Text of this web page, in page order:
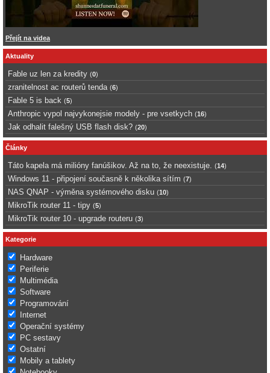
Přejít na videa
Aktuality
Fable uz len za kredity (0)
zranitelnost ac routerů tenda (6)
Fable 5 is back (5)
Anthropic vypol najvykonejsie modely - pre vsetkych (16)
Jak odhalit falešný USB flash disk? (20)
Články
Táto kapela má milióny fanúšikov. Až na to, že neexistuje. (14)
Windows 11 - připojení současně k několika sítím (7)
NAS QNAP - výměna systémového disku (10)
MikroTik router 11 - tipy (5)
MikroTik router 10 - upgrade routeru (3)
Kategorie
Hardware
Periferie
Multimédia
Software
Programování
Internet
Operační systémy
PC sestavy
Ostatní
Mobily a tablety